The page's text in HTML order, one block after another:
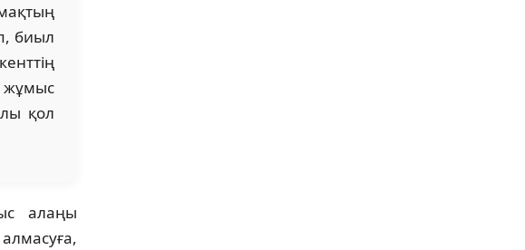
биыл
жұмыс
қол
алаңы